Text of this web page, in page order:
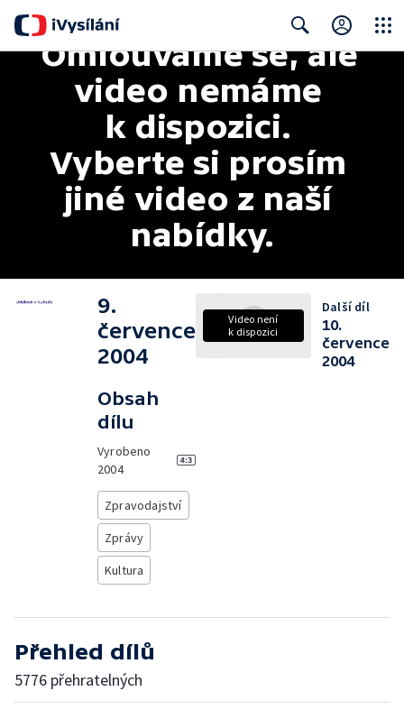
Search
Omlouváme se, ale
video nemáme
k dispozici.
Vyberte si prosím
jiné video z naší
nabídky.
9.
července
2004
Obsah
dílu
Vyrobeno
2004
Zpravodajství
Zprávy
Kultura
Video není
k dispozici
Další díl
10.
července
2004
Přehled dílů
5776 přehratelných